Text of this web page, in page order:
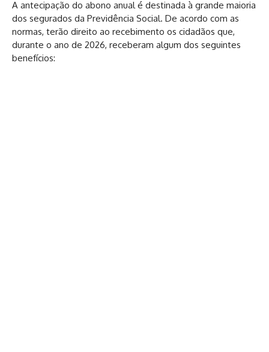
A antecipação do abono anual é destinada à grande maioria
dos segurados da Previdência Social. De acordo com as
normas, terão direito ao recebimento os cidadãos que,
durante o ano de 2026, receberam algum dos seguintes
benefícios: